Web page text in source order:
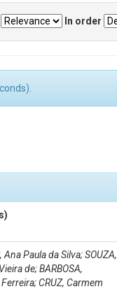
In order
Ana Paula da Silva; SOUZA,
de; BARBOSA,
CRUZ, Carmem